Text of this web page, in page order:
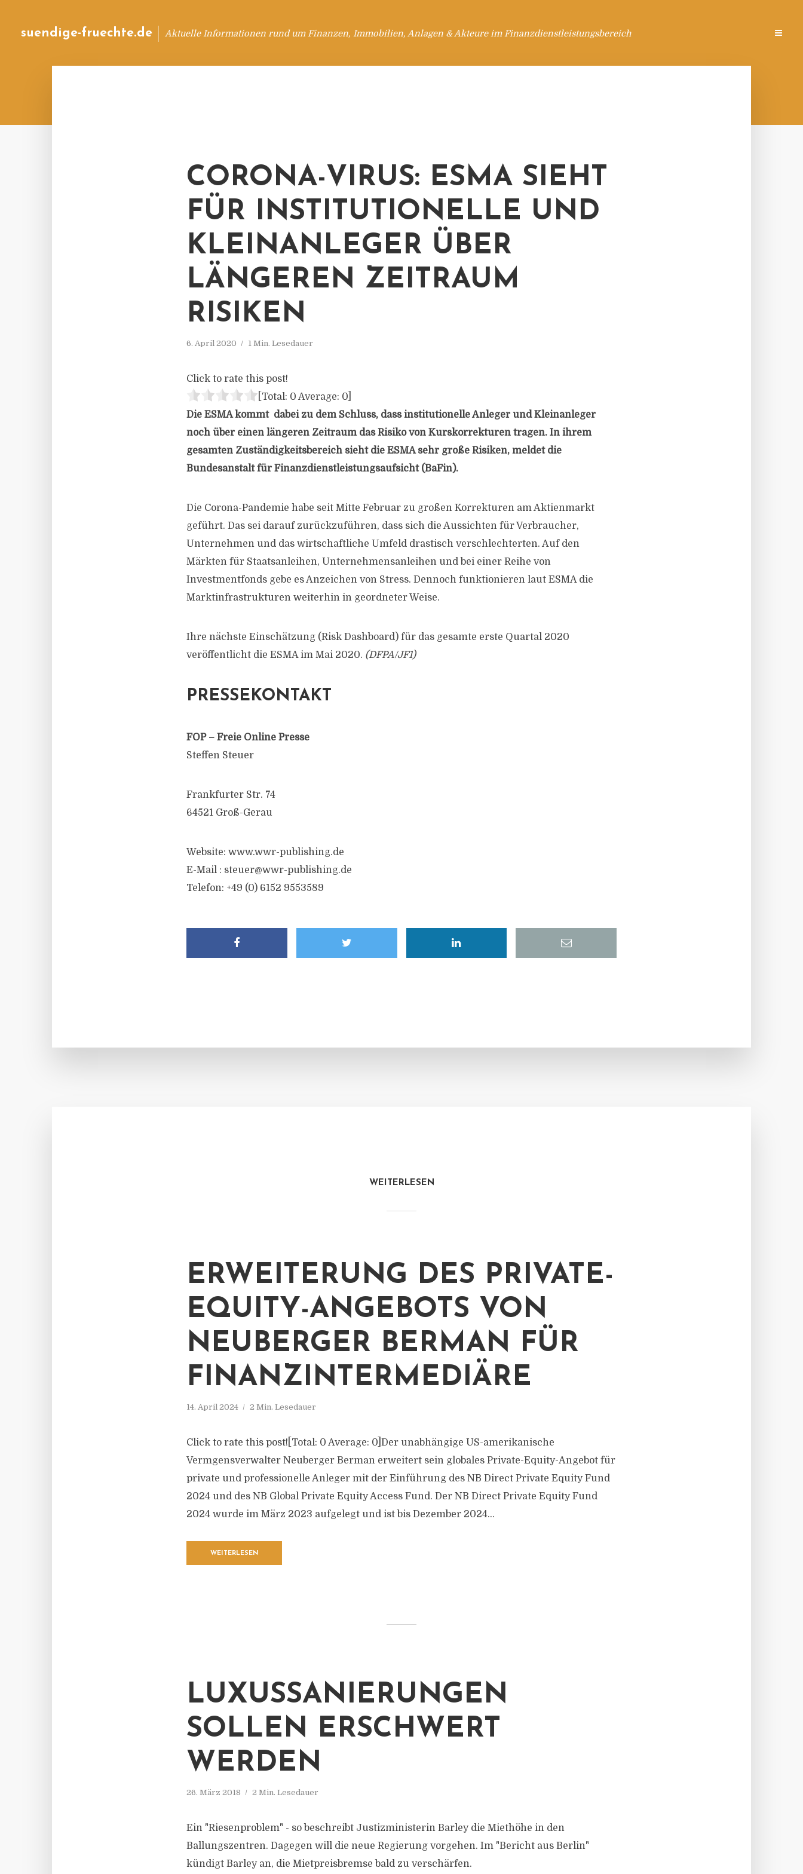
suendige-fruechte.de Aktuelle Informationen rund um Finanzen, Immobilien, Anlagen & Akteure im Finanzdienstleistungsbereich
CORONA-VIRUS: ESMA SIEHT
FÜR INSTITUTIONELLE UND
KLEINANLEGER ÜBER
LÄNGEREN ZEITRAUM
RISIKEN
6. April 2020 1 Min. Lesedauer
Click to rate this post!
[Total: 0 Average: 0
Die ESMA kommt dabei zu dem Schluss, dass institutionelle Anleger und Kleinanleger
noch über einen längeren Zeitraum das Risiko von Kurskorrekturen tragen. In ihrem
gesamten Zuständigkeitsbereich sieht die ESMA sehr große Risiken, meldet die
Bundesanstalt für Finanzdienstleistungsaufsicht (BaFin).
Die Corona-Pandemie habe seit Mitte Februar zu großen Korrekturen am Aktienmarkt
geführt. Das sei darauf zurückzuführen, dass sich die Aussichten für Verbraucher,
Unternehmen und das wirtschaftliche Umfeld drastisch verschlechterten. Auf den
Märkten für Staatsanleihen, Unternehmensanleihen und bei einer Reihe von
Investmentfonds gebe es Anzeichen von Stress. Dennoch funktionieren laut ESMA die
Marktinfrastrukturen weiterhin in geordneter Weise.
Ihre nächste Einschätzung (Risk Dashboard) für das gesamte erste Quartal 2020
veröffentlicht die ESMA im Mai 2020. (DFPA/JF1)
PRESSEKONTAKT
FOP – Freie Online Presse
Steffen Steuer
Frankfurter Str. 74
64521 Groß-Gerau
Website: www.wwr-publishing.de
E-Mail : steuer@wwr-publishing.de
Telefon: +49 (0) 6152 9553589
WEITERLESEN
ERWEITERUNG DES PRIVATE-
EQUITY-ANGEBOTS VON
NEUBERGER BERMAN FÜR
FINANZINTERMEDIÄRE
14. April 2024 2 Min. Lesedauer
Click to rate this post![Total: 0 Average: 0]Der unabhängige US-amerikanische
Vermgensverwalter Neuberger Berman erweitert sein globales Private-Equity-Angebot für
private und professionelle Anleger mit der Einführung des NB Direct Private Equity Fund
2024 und des NB Global Private Equity Access Fund. Der NB Direct Private Equity Fund
2024 wurde im März 2023 aufgelegt und ist bis Dezember 2024...
WEITERLESEN
LUXUSSANIERUNGEN
SOLLEN ERSCHWERT
WERDEN
26. März 2018 2 Min. Lesedauer
Ein "Riesenproblem" - so beschreibt Justizministerin Barley die Miethöhe in den
Ballungszentren. Dagegen will die neue Regierung vorgehen. Im "Bericht aus Berlin"
kündigt Barley an, die Mietpreisbremse bald zu verschärfen.